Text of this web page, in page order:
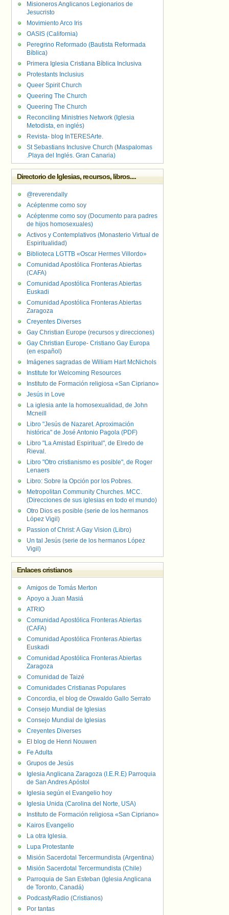
Misioneros Anglicanos Legionarios de
Jesucristo
Movimiento Arco Iris
OASIS (California)
Peregrino Reformado (Bautista Reformada
Bíblica)
Primera Iglesia Cristiana Bíblica Inclusiva
Protestants Inclusius
Queer Spirit Church
Queering The Church
Queering The Church
Reconciling Ministries Network (Iglesia
Metodista, en inglés)
Revista- blog InTERESArte.
St Sebastians Inclusive Church (Maspalomas
.Playa del Inglés. Gran Canaria)
Directorio de Iglesias, recursos, libros....
@reverendally
Acéptenme como soy
Acéptenme como soy (Documento para padres
de hijos homosexuales)
Activos y Contemplativos (Monasterio Virtual de
Espiritualidad)
Biblioteca LGTTB «Oscar Hermes Villordo»
Comunidad Apostólica Fronteras Abiertas
(CAFA)
Comunidad Apostólica Fronteras Abiertas
Euskadi
Comunidad Apostólica Fronteras Abiertas
Zaragoza
Creyentes Diverses
Gay Christian Europe (recursos y direcciones)
Gay Christian Europe- Cristiano Gay Europa
(en español)
Imágenes sagradas de William Hart McNichols
Institute for Welcoming Resources
Instituto de Formación religiosa «San Cipriano»
Jesús in Love
La iglesia ante la homosexualidad, de John
Mcneill
Libro "Jesús de Nazaret. Aproximación
histórica" de José Antonio Pagola (PDF)
Libro "La Amistad Espiritual", de Elredo de
Rieval.
Libro "Otro cristianismo es posible", de Roger
Lenaers
Libro: Sobre la Opción por los Pobres.
Metropolitan Community Churches. MCC.
(Direcciones de sus iglesias en todo el mundo)
Otro Dios es posible (serie de los hermanos
López Vigil)
Passion of Christ: A Gay Vision (Libro)
Un tal Jesús (serie de los hermanos López
Vigil)
Enlaces cristianos
Amigos de Tomás Merton
Apoyo a Juan Masiá
ATRIO
Comunidad Apostólica Fronteras Abiertas
(CAFA)
Comunidad Apostólica Fronteras Abiertas
Euskadi
Comunidad Apostólica Fronteras Abiertas
Zaragoza
Comunidad de Taizé
Comunidades Cristianas Populares
Concordia, el blog de Oswaldo Gallo Serrato
Consejo Mundial de Iglesias
Consejo Mundial de Iglesias
Creyentes Diverses
El blog de Henri Nouwen
Fe Adulta
Grupos de Jesús
Iglesia Anglicana Zaragoza (I.E.R.E) Parroquia
de San Andres Apóstol
Iglesia según el Evangelio hoy
Iglesia Unida (Carolina del Norte, USA)
Instituto de Formación religiosa «San Cipriano»
Kairos Evangelio
La otra Iglesia.
Lupa Protestante
Misión Sacerdotal Tercermundista (Argentina)
Misión Sacerdotal Tercermundista (Chile)
Parroquia de San Esteban (Iglesia Anglicana
de Toronto, Canadá)
PodcastyRadio (Cristianos)
Por tantas